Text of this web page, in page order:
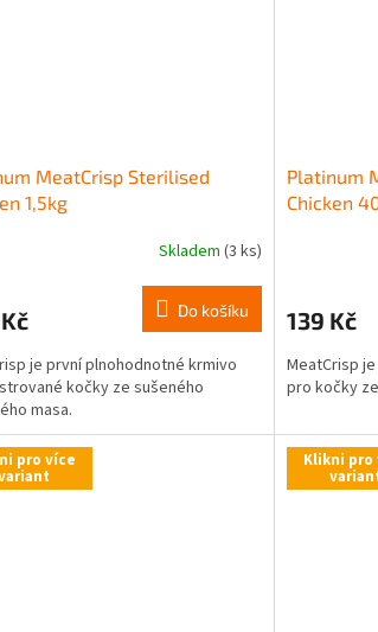
MeatCrisp Sterilised
1,5kg
Skladem (3 ks)
Do košíku
je první plnohodnotné krmivo
kočky ze sušeného
masa.
Platinum
Chicken
139 Kč
MeatCrisp
pro kočky
pro více Klikni pro